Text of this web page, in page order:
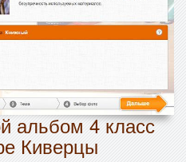
альбом 4 класс
Киверцы